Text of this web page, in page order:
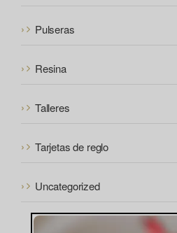
Pulseras
Resina
Talleres
Tarjetas de reglo
Uncategorized